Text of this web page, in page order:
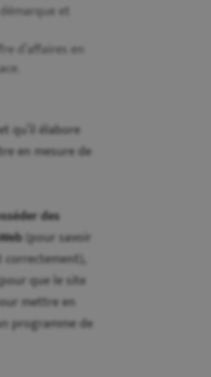
et
d’affaires en
qu’il élabore
en mesure de
des
(pour savoir
correctement),
que le site
mettre en
programme de